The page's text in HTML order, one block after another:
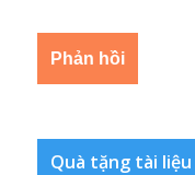
Quà tặng tài liệu